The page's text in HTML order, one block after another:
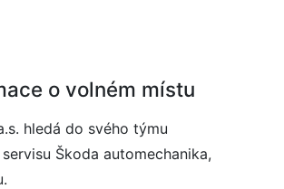
o volném místu
hledá do svého týmu
Škoda automechanika,